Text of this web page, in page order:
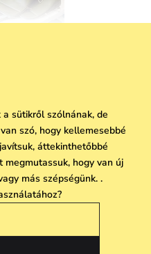
Újdonság:
(nemcsak)
sütikről szólnának, de
szó, hogy kellemesebbé
áttekinthetőbbé
hogy van új
más szépségünk. .